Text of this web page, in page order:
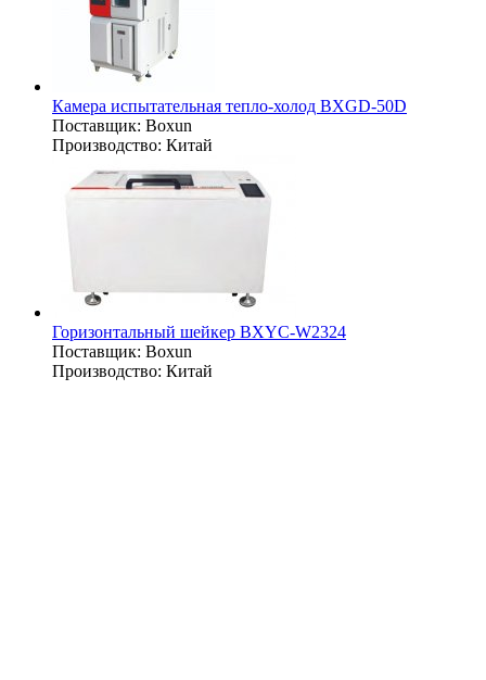
Камера испытательная тепло-холод BXGD-50D
Поставщик: Boxun
Производство: Китай
Горизонтальный шейкер BXYC-W2324
Поставщик: Boxun
Производство: Китай